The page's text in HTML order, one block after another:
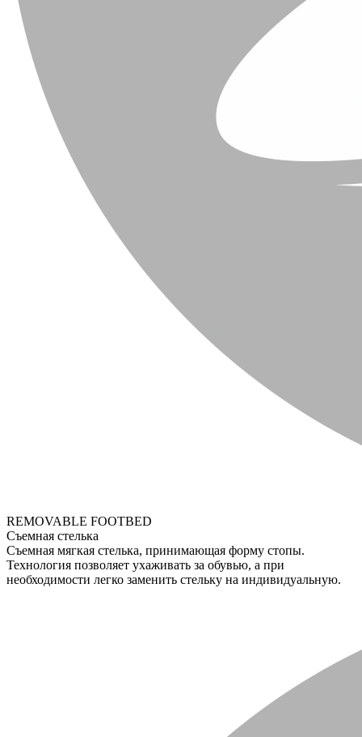
REMOVABLE FOOTBED
Съемная стелька
Съемная мягкая стелька, принимающая форму стопы.
Технология позволяет ухаживать за обувью, а при
необходимости легко заменить стельку на индивидуальную.